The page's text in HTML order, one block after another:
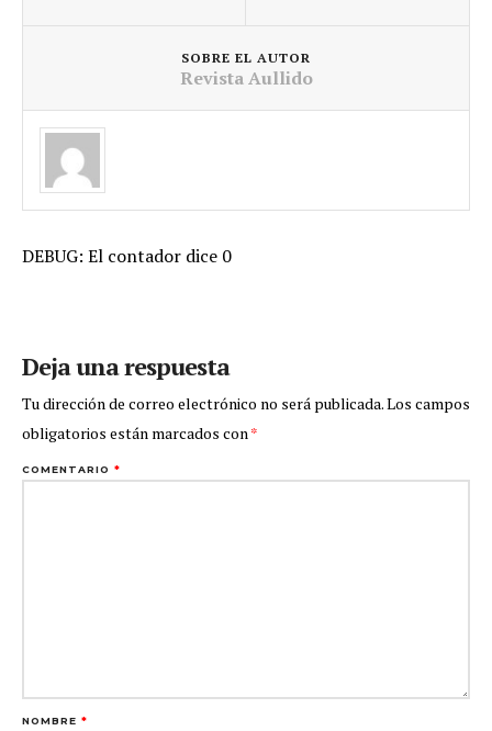
SOBRE EL AUTOR
Revista Aullido
DEBUG: El contador dice 0
Deja una respuesta
Tu dirección de correo electrónico no será publicada.Los campos
obligatorios están marcados con*
COMENTARIO *
NOMBRE *